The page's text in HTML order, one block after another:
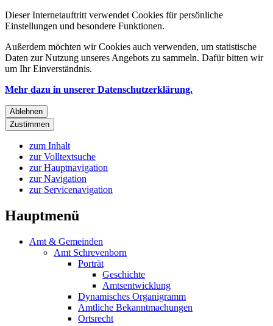
Dieser Internetauftritt verwendet Cookies für persönliche
Einstellungen und besondere Funktionen.
Außerdem möchten wir Cookies auch verwenden, um statistische
Daten zur Nutzung unseres Angebots zu sammeln. Dafür bitten wir
um Ihr Einverständnis.
Mehr dazu in unserer Datenschutzerklärung.
Ablehnen
Zustimmen
zum Inhalt
zur Volltextsuche
zur Hauptnavigation
zur Navigation
zur Servicenavigation
Hauptmenü
Amt & Gemeinden
Amt Schrevenborn
Porträt
Geschichte
Amtsentwicklung
Dynamisches Organigramm
Amtliche Bekanntmachungen
Ortsrecht